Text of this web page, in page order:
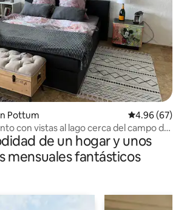
Pottum Calificación
4.96 (67)
con vistas al lago cerca del campo de
de un hogar y unos
mensuales fantásticos